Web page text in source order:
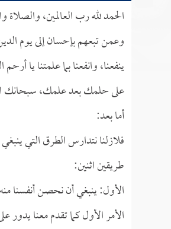
الحمد لله رب العالمين، والصلاة
وعمن تبعهم بإحسان إلى يوم
ينفعنا، وانفعنا بما علمتنا يا
على حلمك بعد علمك، سبحانك
أما بعد:
فلازلنا نتدارس الطرق التي
طريقين اثنين:
الأول: ينبغي أن نحصن أنفسنا
الأمر الأول كما تقدم معنا يدور